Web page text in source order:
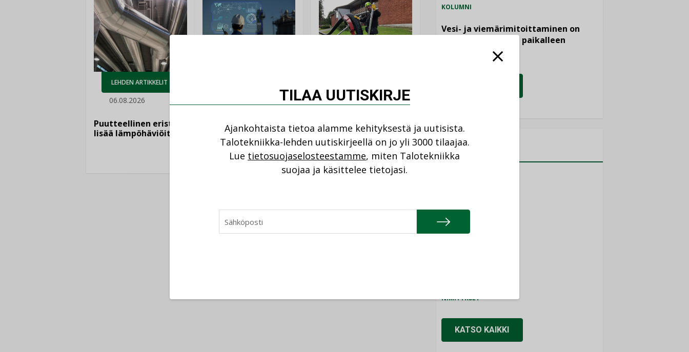
LEHDEN ARTIKKELIT
06.08.2026
Puutteellinen eristys
lisää lämpöhäviöitä
”Tulevat kilpailuedut
syntyvät, kun erilliset
teknologiat tuodaan
yhteen”
04.08.2026
menetelmät
vakiinnuttavat
asemansa
taloyhtiöissä
KOLUMNI
Vesi- ja viemärimitoittaminen on
jämähtänyt ajassa paikalleen
NIMITYKSET
NIMITYKSET
NIMITYKSET
KATSO KAIKKI
TILAA UUTISKIRJE
Ajankohtaista tietoa alamme kehityksestä ja uutisista.
Talotekniikka-lehden uutiskirjeellä on jo yli 3000 tilaajaa.
Lue tietosuojaselosteestamme, miten Talotekniikka
suojaa ja käsittelee tietojasi.